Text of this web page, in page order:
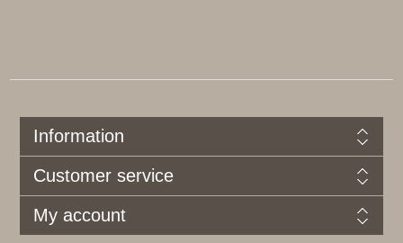
Information
Customer service
My account